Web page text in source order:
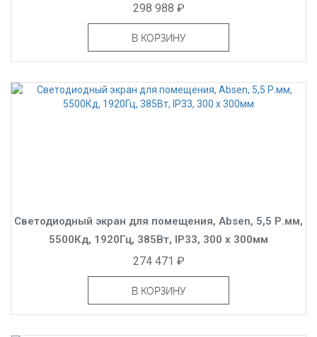
298 988 ₽
В КОРЗИНУ
Светодиодный экран для помещения, Absen, 5,5 Р.мм,
5500Кд, 1920Гц, 385Вт, IP33, 300 x 300мм
274 471 ₽
В КОРЗИНУ